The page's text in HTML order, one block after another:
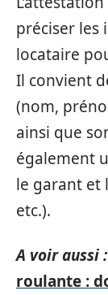
préciser les
locataire
Il convient
(nom,
ainsi que
également
le garant et
etc.).
A voir aussi :
roulante :